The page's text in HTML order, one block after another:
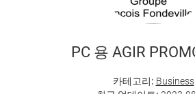
PC 용 AGIR
카테고리: Business